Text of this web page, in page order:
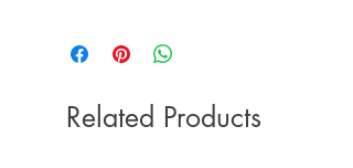
imaginação, criatividade, vocabulário
e coordenação motora"
boca
Para crianças à partir de 3 anos
Related Products